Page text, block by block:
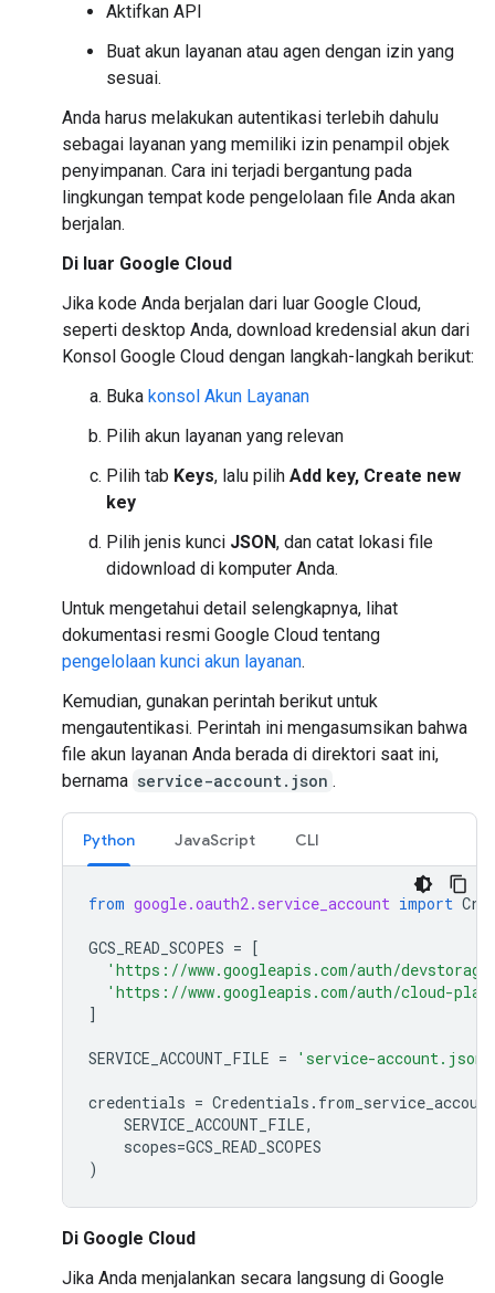
Aktifkan API
Buat akun layanan atau agen dengan izin yang
sesuai.
Anda harus melakukan autentikasi terlebih dahulu
sebagai layanan yang memiliki izin penampil objek
penyimpanan. Cara ini terjadi bergantung pada
lingkungan tempat kode pengelolaan file Anda akan
berjalan.
Di luar Google Cloud
Jika kode Anda berjalan dari luar Google Cloud,
seperti desktop Anda, download kredensial akun dari
Konsol Google Cloud dengan langkah-langkah berikut:
Buka konsol Akun Layanan
Pilih akun layanan yang relevan
Pilih tab Keys, lalu pilih Add key, Create new
key
Pilih jenis kunci JSON, dan catat lokasi file
didownload di komputer Anda.
Untuk mengetahui detail selengkapnya, lihat
dokumentasi resmi Google Cloud tentang
pengelolaan kunci akun layanan.
Kemudian, gunakan perintah berikut untuk
mengautentikasi. Perintah ini mengasumsikan bahwa
file akun layanan Anda berada di direktori saat ini,
bernama service-account.json .
Python JavaScript CLI
from google.oauth2.service_account import
GCS_READ_SCOPES = [
'https://www.googleapis.com/auth/
'https://www.googleapis.com/auth/cloud-
]
SERVICE_ACCOUNT_FILE = 'service-account.json'
credentials = Credentials .
SERVICE_ACCOUNT_FILE,
scopes=GCS_READ_SCOPES
)
Di Google Cloud
Jika Anda menjalankan secara langsung di Google